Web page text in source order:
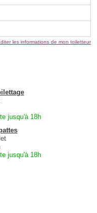
les informations de mon toiletteur
jusqu'à 18h
jusqu'à 18h